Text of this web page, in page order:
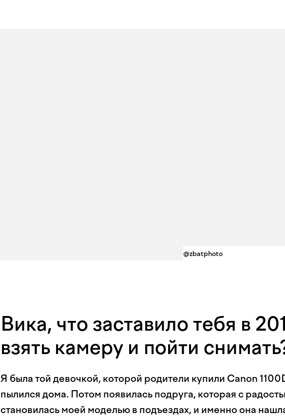
@zbatphoto
Вика, что заставило тебя в
взять камеру и пойти
Я была той девочкой, которой родители купили Canon
пылился дома. Потом появилась подруга, которая с
становилась моей моделью в подъездах, и именно она